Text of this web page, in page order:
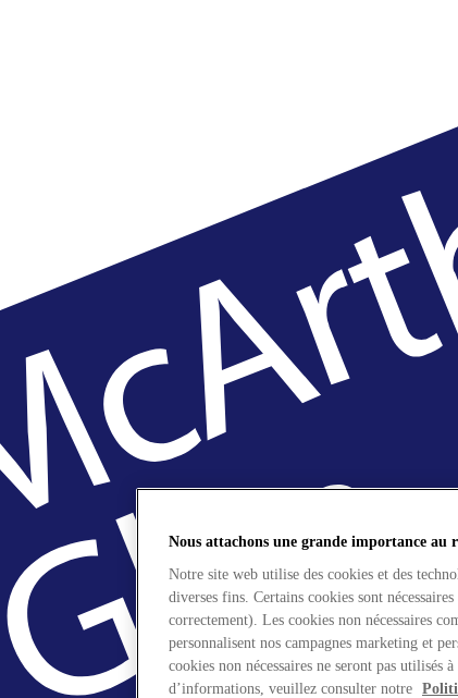
Nous attachons une grande importance au
Notre site web utilise des cookies et des
diverses fins. Certains cookies sont
correctement). Les cookies non nécessaires
personnalisent nos campagnes marketing et
cookies non nécessaires ne seront pas utilisés
d’informations, veuillez consulter notre